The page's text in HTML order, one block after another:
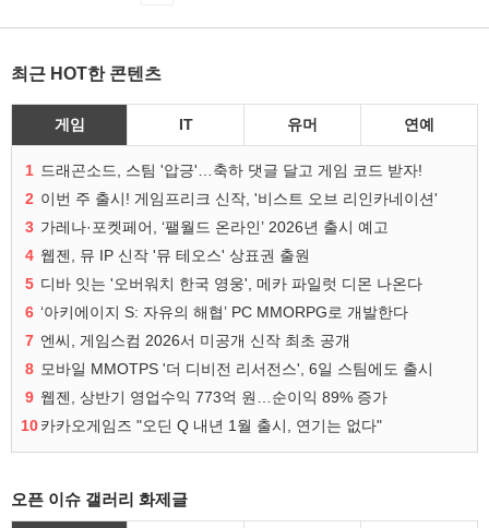
최근 HOT한 콘텐츠
게임 IT 유머 연예
1 드래곤소드, 스팀 '압긍'…축하 댓글 달고 게임 코드 받자!
2 이번 주 출시! 게임프리크 신작, '비스트 오브 리인카네이션'
3 가레나·포켓페어, ‘팰월드 온라인’ 2026년 출시 예고
4 웹젠, 뮤 IP 신작 '뮤 테오스' 상표권 출원
5 디바 잇는 '오버워치 한국 영웅', 메카 파일럿 디몬 나온다
6 ‘아키에이지 S: 자유의 해협’ PC MMORPG로 개발한다
7 엔씨, 게임스컴 2026서 미공개 신작 최초 공개
8 모바일 MMOTPS '더 디비전 리서전스', 6일 스팀에도 출시
9 웹젠, 상반기 영업수익 773억 원…순이익 89% 증가
10카카오게임즈 "오딘 Q 내년 1월 출시, 연기는 없다"
오픈 이슈 갤러리 화제글